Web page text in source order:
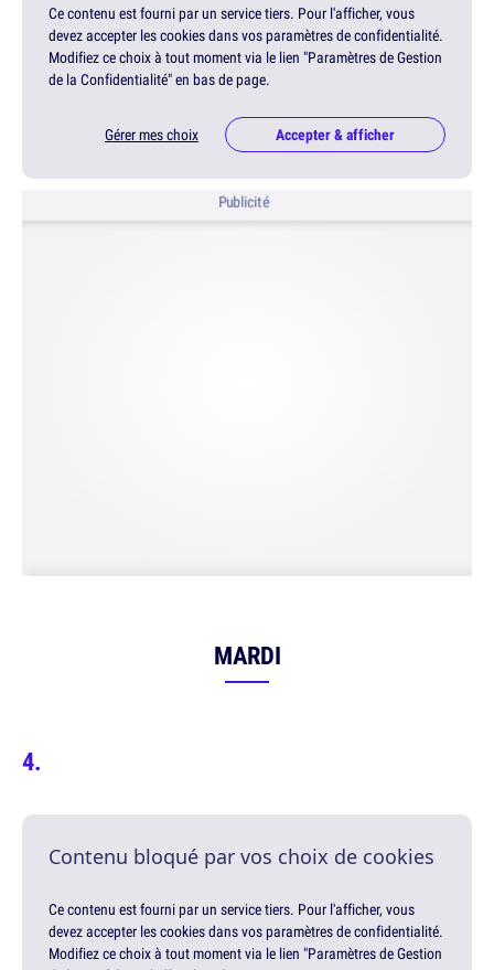
Ce contenu est fourni par un service tiers. Pour l'afficher, vous
devez accepter les cookies dans vos paramètres de confidentialité.
Modifiez ce choix à tout moment via le lien "Paramètres de Gestion
de la Confidentialité" en bas de page.
Gérer mes choix Accepter & afficher
Publicité
MARDI
Contenu bloqué par vos choix de cookies
Ce contenu est fourni par un service tiers. Pour l'afficher, vous
devez accepter les cookies dans vos paramètres de confidentialité.
Modifiez ce choix à tout moment via le lien "Paramètres de Gestion